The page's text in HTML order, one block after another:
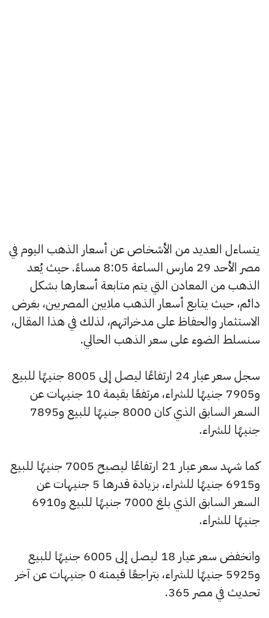
يتساءل العديد من الأشخاص عن أسعار الذهب اليوم في
مصر الأحد 29 مارس الساعة 8:05 مساءً. حيث يُعد
الذهب من المعادن التي يتم متابعة أسعارها بشكل
دائم، حيث يتابع أسعار الذهب ملايين المصريين، بغرض
الاستثمار والحفاظ على مدخراتهم، لذلك في هذا المقال،
سنسلط الضوء على سعر الذهب الحالي.
سجل سعر عيار 24 ارتفاعًا ليصل إلى 8005 جنيهًا للبيع
و7905 جنيهًا للشراء، مرتفعًا بقيمة 10 جنيهات عن
السعر السابق الذي كان 8000 جنيهًا للبيع و7895
جنيهًا للشراء.
كما شهد سعر عيار 21 ارتفاعًا ليصبح 7005 جنيهًا للبيع
و6915 جنيهًا للشراء، بزيادة قدرها 5 جنيهات عن
السعر السابق الذي بلغ 7000 جنيهًا للبيع و6910
جنيهًا للشراء.
وانخفض سعر عيار 18 ليصل إلى 6005 جنيهًا للبيع
و5925 جنيهًا للشراء، بتراجعًا قيمته 0 جنيهات عن آخر
تحديث في مصر 365.